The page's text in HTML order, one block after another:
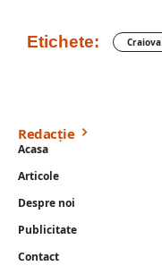
Etichete: Craiova
Redacție
Acasa
Articole
Despre noi
Publicitate
Contact